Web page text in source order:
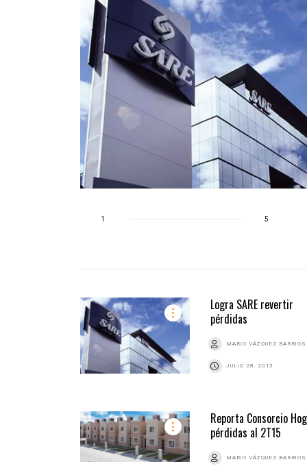
1 5
Logra SARE revertir
pérdidas
MARIO VÁZQUEZ BARRIOS
JULIO 28, 2015
Reporta Consorcio
pérdidas al 2T15
MARIO VÁZQUEZ BARRIOS